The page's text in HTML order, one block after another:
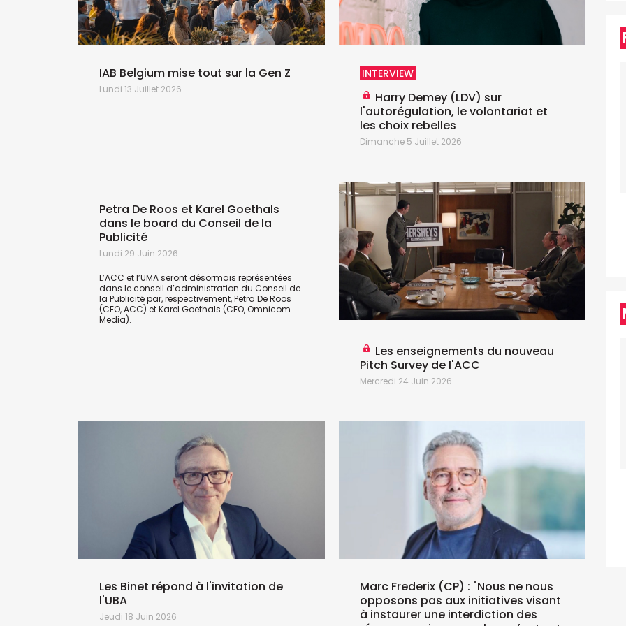
IAB Belgium mise tout sur la Gen Z
Lundi 13 Juillet 2026
INTERVIEW
Harry Demey (LDV) sur
l'autorégulation, le volontariat et
les choix rebelles
Dimanche 5 Juillet 2026
Petra De Roos et Karel Goethals
dans le board du Conseil de la
Publicité
Lundi 29 Juin 2026
L’ACC et l’UMA seront désormais représentées
dans le conseil d’administration du Conseil de
la Publicité par, respectivement, Petra De Roos
(CEO, ACC) et Karel Goethals (CEO, Omnicom
Media).
Les enseignements du nouveau
Pitch Survey de l'ACC
Mercredi 24 Juin 2026
Les Binet répond à l'invitation de
l'UBA
Jeudi 18 Juin 2026
Marc Frederix (CP) : "Nous ne nous
opposons pas aux initiatives visant
à instaurer une interdiction des